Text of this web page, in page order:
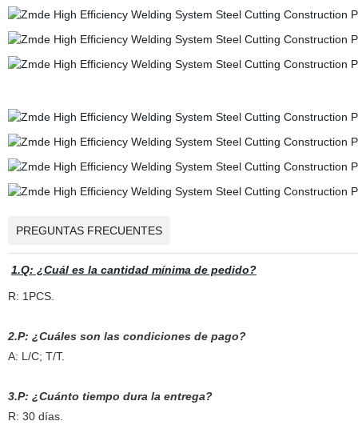
PREGUNTAS FRECUENTES
1.Q: ¿Cuál es la cantidad mínima de pedido?
R: 1PCS.
2.P: ¿Cuáles son las condiciones de pago?
A: L/C; T/T.
3.P: ¿Cuánto tiempo dura la entrega?
R: 30 días.